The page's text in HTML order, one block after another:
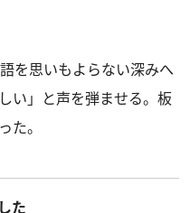
を思いもよらない深みへ
い」と声を弾ませる。板
た。
た